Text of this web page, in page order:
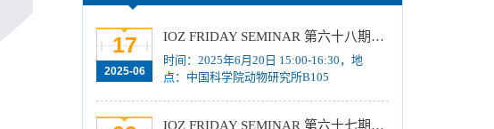
中国科学院动物研究所2025年招收港澳台硕士
研究生拟录取结果公示[2025-05-23]
中国科学院动物研究所2024年第二批报废固定
资产处置项目成交结果公告[2025-04-15]
17
2025-06
IOZ FRIDAY SEMINAR 第六十八期：Dissecting the neural circuitry underlying motivated behaviors
时间：2025年6月20日 15:00-16:30，地
点：中国科学院动物研究所B105
IOZ FRIDAY SEMINAR 第六十七期：表观沉默系统与细胞命运决定